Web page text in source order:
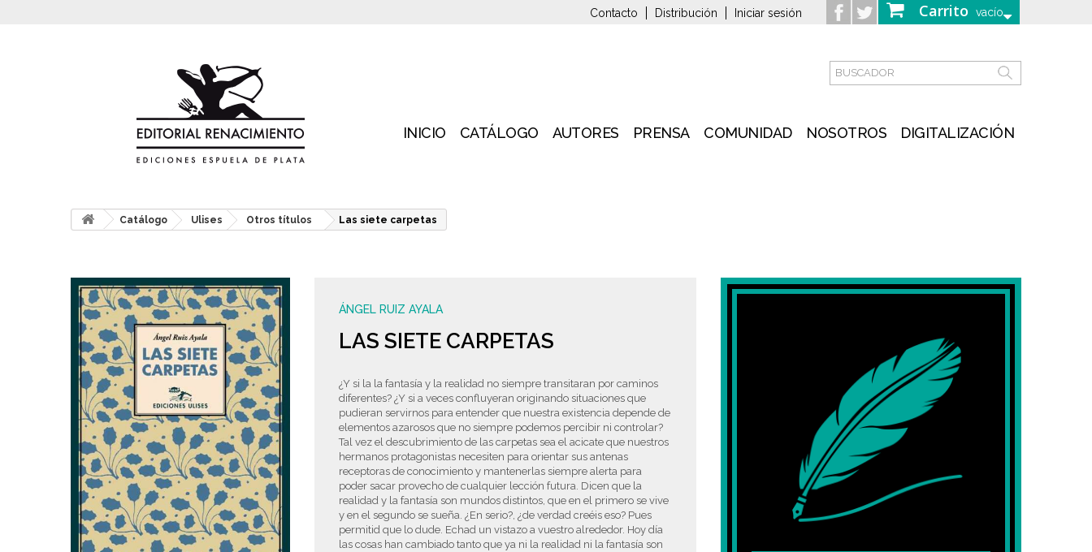
Carrito vacío
Contacto Distribución Iniciar sesión
INICIO CATÁLOGO AUTORES PRENSA COMUNIDAD NOSOTROS DIGITALIZACIÓN
Catálogo Ulises Otros títulos Las siete carpetas
ÁNGEL RUIZ AYALA
LAS SIETE CARPETAS
¿Y si la la fantasía y la realidad no siempre transitaran por caminos
diferentes? ¿Y si a veces confluyeran originando situaciones que
pudieran servirnos para entender que nuestra existencia depende de
elementos azarosos que no siempre podemos percibir ni controlar?
Tal vez el descubrimiento de las carpetas sea el acicate que nuestros
hermanos protagonistas necesiten para orientar sus antenas
receptoras de conocimiento y mantenerlas siempre alerta para
poder sacar provecho de cualquier lección futura. Dicen que la
realidad y la fantasía son mundos distintos, que en el primero se vive
y en el segundo se sueña. ¿En serio?, ¿de verdad creéis eso? Pues
permitid que lo dude. Echad un vistazo a vuestro alrededor. Hoy día
las cosas han cambiado tanto que ya ni la realidad ni la fantasía son